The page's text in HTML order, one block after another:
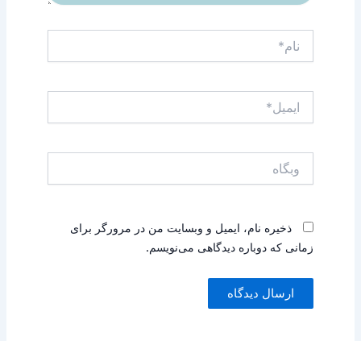
ذخیره نام، ایمیل و وبسایت من در مرورگر برای
زمانی که دوباره دیدگاهی می‌نویسم.